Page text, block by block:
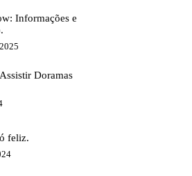
Informações e
Doramas
feliz.